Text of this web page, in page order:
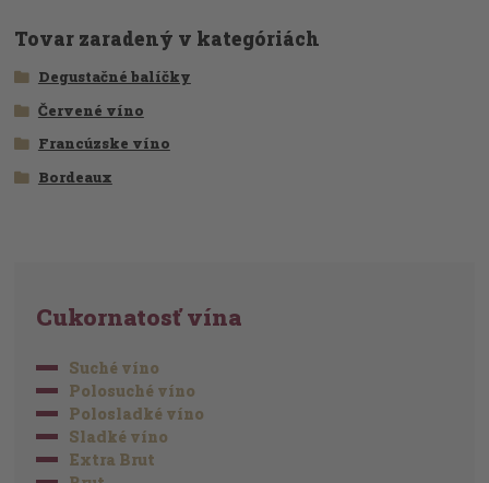
Tovar zaradený v kategóriách
Degustačné balíčky
Červené víno
Francúzske víno
Bordeaux
Cukornatosť vína
Suché víno
Polosuché víno
Polosladké víno
Sladké víno
Extra Brut